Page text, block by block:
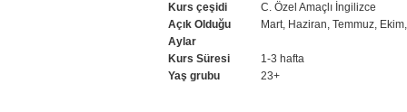
Kurs çeşidi
C. Özel Amaçlı İngilizce
Açık Olduğu
Aylar
Mart, Haziran, Temmuz,
Kurs Süresi
1-3 hafta
Yaş grubu
23+